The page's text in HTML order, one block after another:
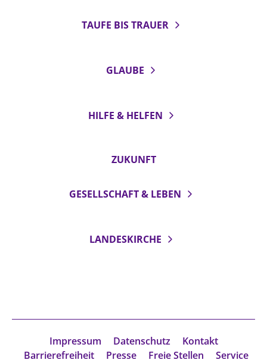
TAUFE BIS TRAUER
GLAUBE
HILFE & HELFEN
ZUKUNFT
GESELLSCHAFT & LEBEN
LANDESKIRCHE
Impressum Datenschutz
Kontakt
Barrierefreiheit
Presse Freie Stellen
Service